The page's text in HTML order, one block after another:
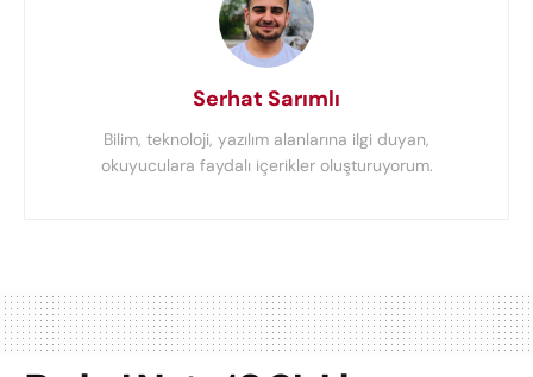
Serhat Sarımlı
Bilim, teknoloji, yazılım alanlarına ilgi duyan,
okuyuculara faydalı içerikler oluşturuyorum.